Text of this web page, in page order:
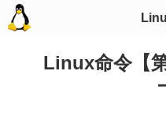
Linux命令【